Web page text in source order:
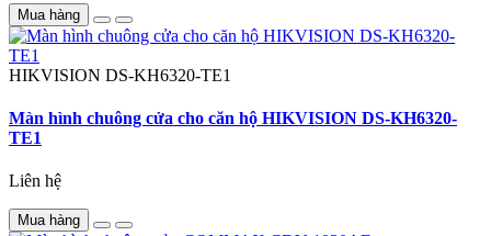
Mua hàng
HIKVISION DS-KH6320-TE1
Màn hình chuông cửa cho căn hộ HIKVISION DS-KH6320-
TE1
Liên hệ
Mua hàng